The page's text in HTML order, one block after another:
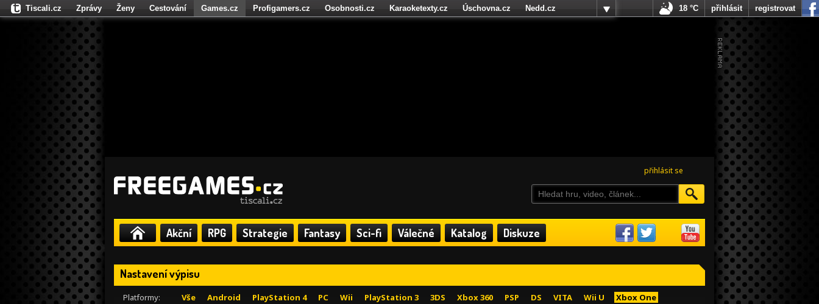
přihlásit se
Akční RPG Strategie Fantasy Sci-fi Válečné Katalog Diskuze
Nastavení výpisu
Platformy: Vše Android PlayStation 4 PC Wii PlayStation 3 3DS Xbox 360 PSP DS VITA Wii U
Xbox One
Tiscali.cz Zprávy Ženy Cestování Games.cz Profigamers.cz Osobnosti.cz Karaoketexty.cz Úschovna.cz
Nedd.cz
Fights.cz
18 °C přihlásit registrovat